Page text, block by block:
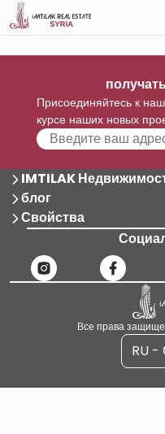
Присоединяйтесь к
курсе наших новых
IMTILAK
блог
Свойства
Все права
RU -